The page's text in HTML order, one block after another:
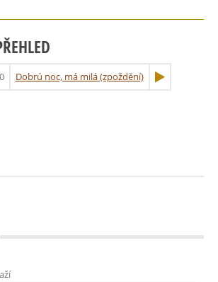
Dobrú noc, má milá (zpoždění)